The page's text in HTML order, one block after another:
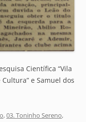
Científica “Vila
e Samuel dos
,03. Toninho Sereno,